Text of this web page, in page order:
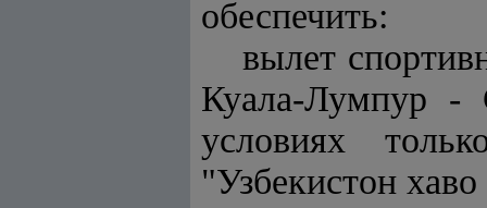
обеспечить:
вылет
Куала-Лумпур -
условиях
"Узбекистон